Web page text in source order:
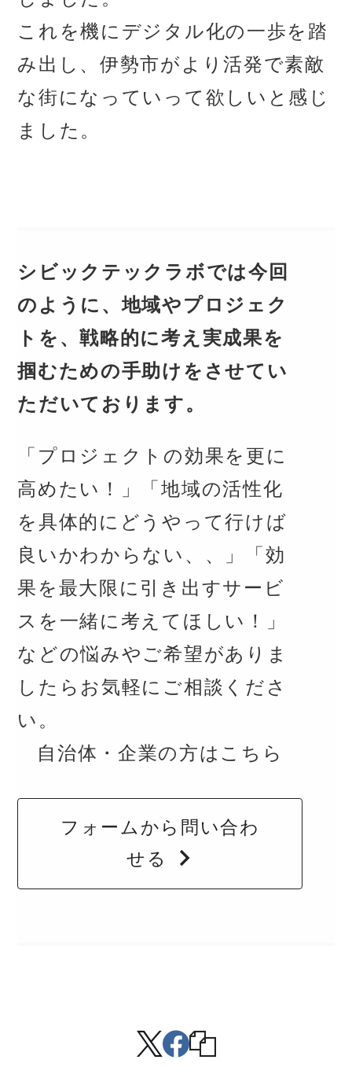
これを機にデジタル化の一歩を踏
み出し、伊勢市がより活発で素敵
な街になっていって欲しいと感じ
ました。
シビックテックラボでは今回
のように、地域やプロジェク
トを、戦略的に考え実成果を
掴むための手助けをさせてい
ただいております。
「プロジェクトの効果を更に
高めたい！」「地域の活性化
を具体的にどうやって行けば
良いかわからない、、」「効
果を最大限に引き出すサービ
スを一緒に考えてほしい！」
などの悩みやご希望がありま
したらお気軽にご相談くださ
い。
自治体・企業の方はこちら
フォームから問い合わ
せる